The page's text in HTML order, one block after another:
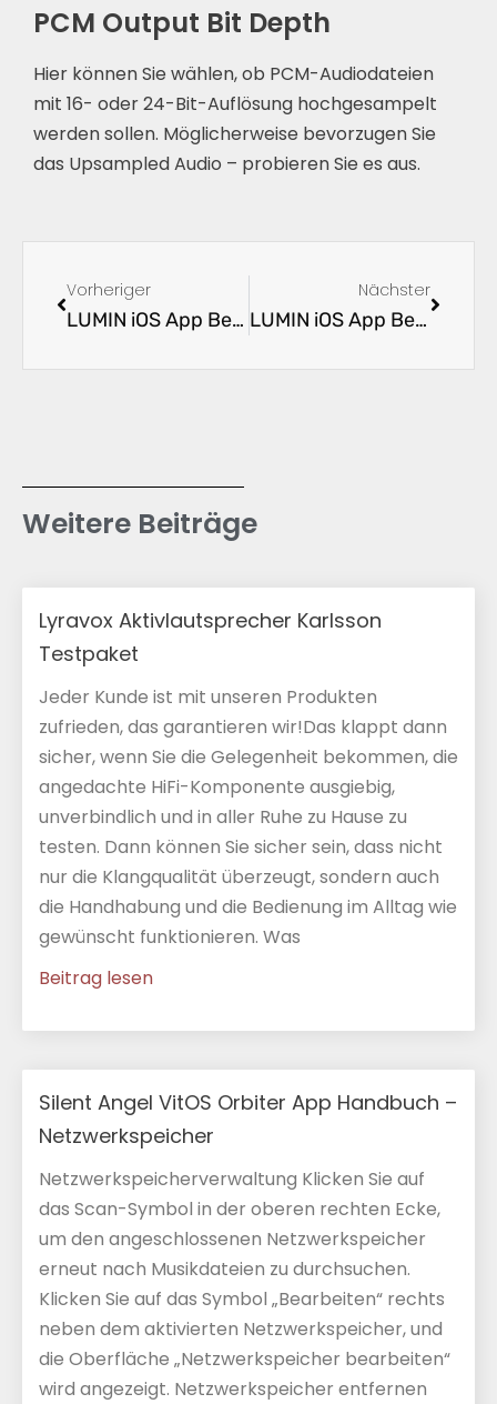
PCM Output Bit Depth
Hier können Sie wählen, ob PCM-Audiodateien
mit 16- oder 24-Bit-Auflösung hochgesampelt
werden sollen. Möglicherweise bevorzugen Sie
das Upsampled Audio – probieren Sie es aus.
Vorheriger
LUMIN iOS App Benutzeranleitung 4.1 – allgemeine Einstellungen
Nächster
LUMIN iOS App Benutzeranleitung 5.1 – Einführung in die LUMIN App
Weitere Beiträge
Lyravox Aktivlautsprecher Karlsson
Testpaket
Jeder Kunde ist mit unseren Produkten
zufrieden, das garantieren wir!Das klappt dann
sicher, wenn Sie die Gelegenheit bekommen, die
angedachte HiFi-Komponente ausgiebig,
unverbindlich und in aller Ruhe zu Hause zu
testen. Dann können Sie sicher sein, dass nicht
nur die Klangqualität überzeugt, sondern auch
die Handhabung und die Bedienung im Alltag wie
gewünscht funktionieren. Was
Beitrag lesen
Silent Angel VitOS Orbiter App Handbuch –
Netzwerkspeicher
Netzwerkspeicherverwaltung Klicken Sie auf
das Scan-Symbol in der oberen rechten Ecke,
um den angeschlossenen Netzwerkspeicher
erneut nach Musikdateien zu durchsuchen.
Klicken Sie auf das Symbol „Bearbeiten“ rechts
neben dem aktivierten Netzwerkspeicher, und
die Oberfläche „Netzwerkspeicher bearbeiten“
wird angezeigt. Netzwerkspeicher entfernen